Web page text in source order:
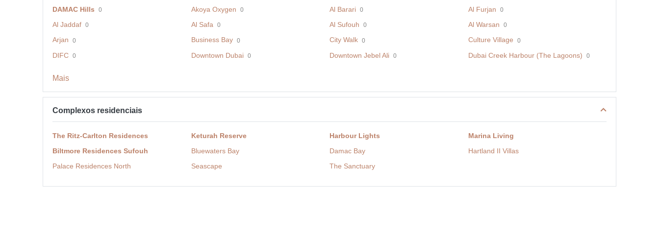
DAMAC Hills 0 Akoya Oxygen 0 Al Barari 0 Al Furjan 0
Al Jaddaf 0 Al Safa 0 Al Sufouh 0 Al Warsan 0
Arjan 0 Business Bay 0 City Walk 0 Culture Village 0
DIFC 0 Downtown Dubai 0 Downtown Jebel Ali 0 Dubai Creek Harbour (The Lagoons) 0
Mais
Complexos residenciais
The Ritz-Carlton Residences Keturah Reserve Harbour Lights
Marina Living
Biltmore Residences Sufouh
Bluewaters Bay Damac Bay
Hartland II Villas
Palace Residences North
Seascape The Sanctuary